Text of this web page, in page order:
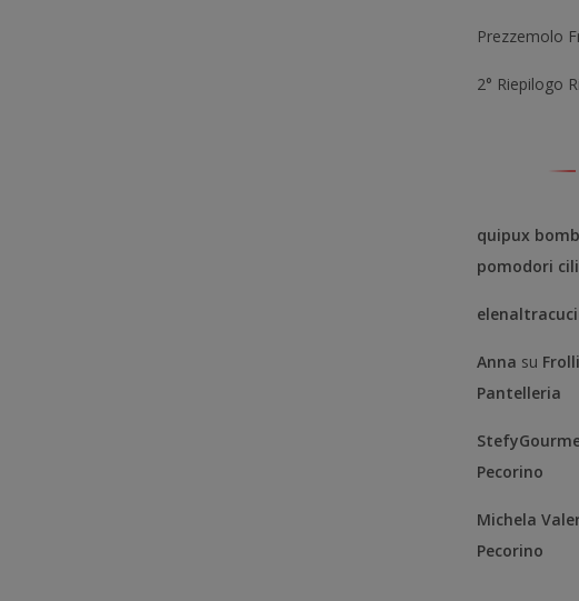
Prezzemolo
2° Riepilogo
quipux
pomodori
Anna su
Pantelleria
Pecorino
Michela
Pecorino